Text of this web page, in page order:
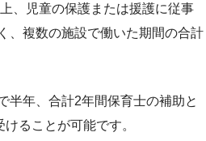
、児童の保護または援護に従事
、複数の施設で働いた期間の合計
半年、合計2年間保育士の補助と
ることが可能です。